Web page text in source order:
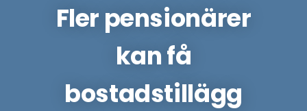
Fler pensionärer
kan få
bostadstillägg